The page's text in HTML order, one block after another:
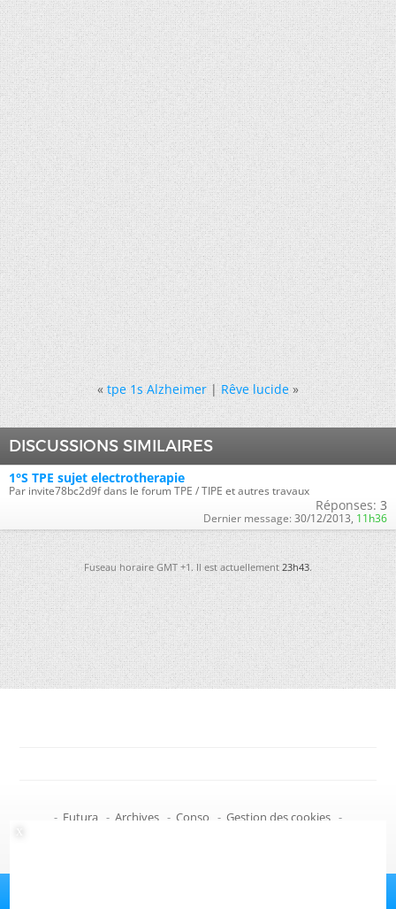
« tpe 1s Alzheimer|Rêve lucide »
DISCUSSIONS SIMILAIRES
1°S TPE sujet electrotherapie
Par invite78bc2d9f dans le forum TPE / TIPE et autres travaux
Réponses: 3
Dernier message: 30/12/2013, 11h36
Fuseau horaire GMT +1. Il est actuellement23h43.
- Futura - Archives - Conso - Gestion des cookies -